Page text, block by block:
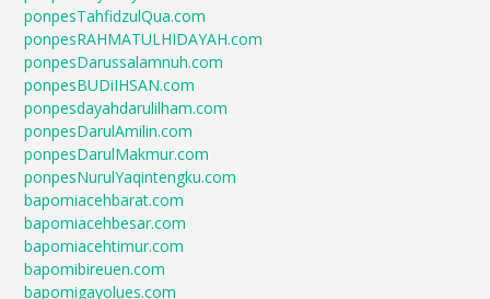
ponpesTahfidzulQua.com
ponpesRAHMATULHIDAYAH.com
ponpesDarussalamnuh.com
ponpesBUDiIHSAN.com
ponpesdayahdarulilham.com
ponpesDarulAmilin.com
ponpesDarulMakmur.com
ponpesNurulYaqintengku.com
bapomiacehbarat.com
bapomiacehbesar.com
bapomiacehtimur.com
bapomibireuen.com
bapomigayolues.com